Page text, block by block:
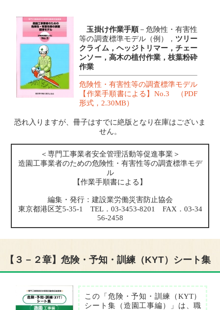
玉掛け作業手順－危険性・有害性
等の調査標準モデル（例）， ツリー
クライム，ヘッジトリマー，チェー
ンソー，高木の植付作業，枝葉粉砕
作業
危険性・有害性等の調査標準モデル
【作業手順書による】No.3 （PDF
形式，2.30MB）
恐れ入りますが、冊子はすでに絶版となり在庫はございま
せん。
＜専門工事業者安全管理活動等促進事業＞
造園工事業者のための危険性・有害性等の調査標準モデ
ル
【作業手順書による】
編集・発行：建設業労働災害防止協会
東京都港区芝5-35-1 TEL．03-3453-8201 FAX．03-34
56-2458
【３－２章】危険・予知・訓練（KYT）シート集
この「危険・予知・訓練（KYT）
シート集（造園工事編）」は、職